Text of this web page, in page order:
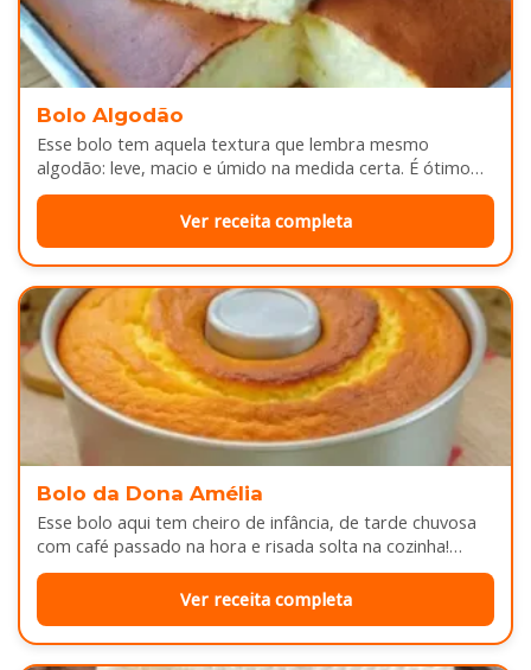
Bolo Algodão
Esse bolo tem aquela textura que lembra mesmo
algodão: leve, macio e úmido na medida certa. É ótimo
pra servir…
Ver receita completa
Bolo da Dona Amélia
Esse bolo aqui tem cheiro de infância, de tarde chuvosa
com café passado na hora e risada solta na cozinha!…
Ver receita completa